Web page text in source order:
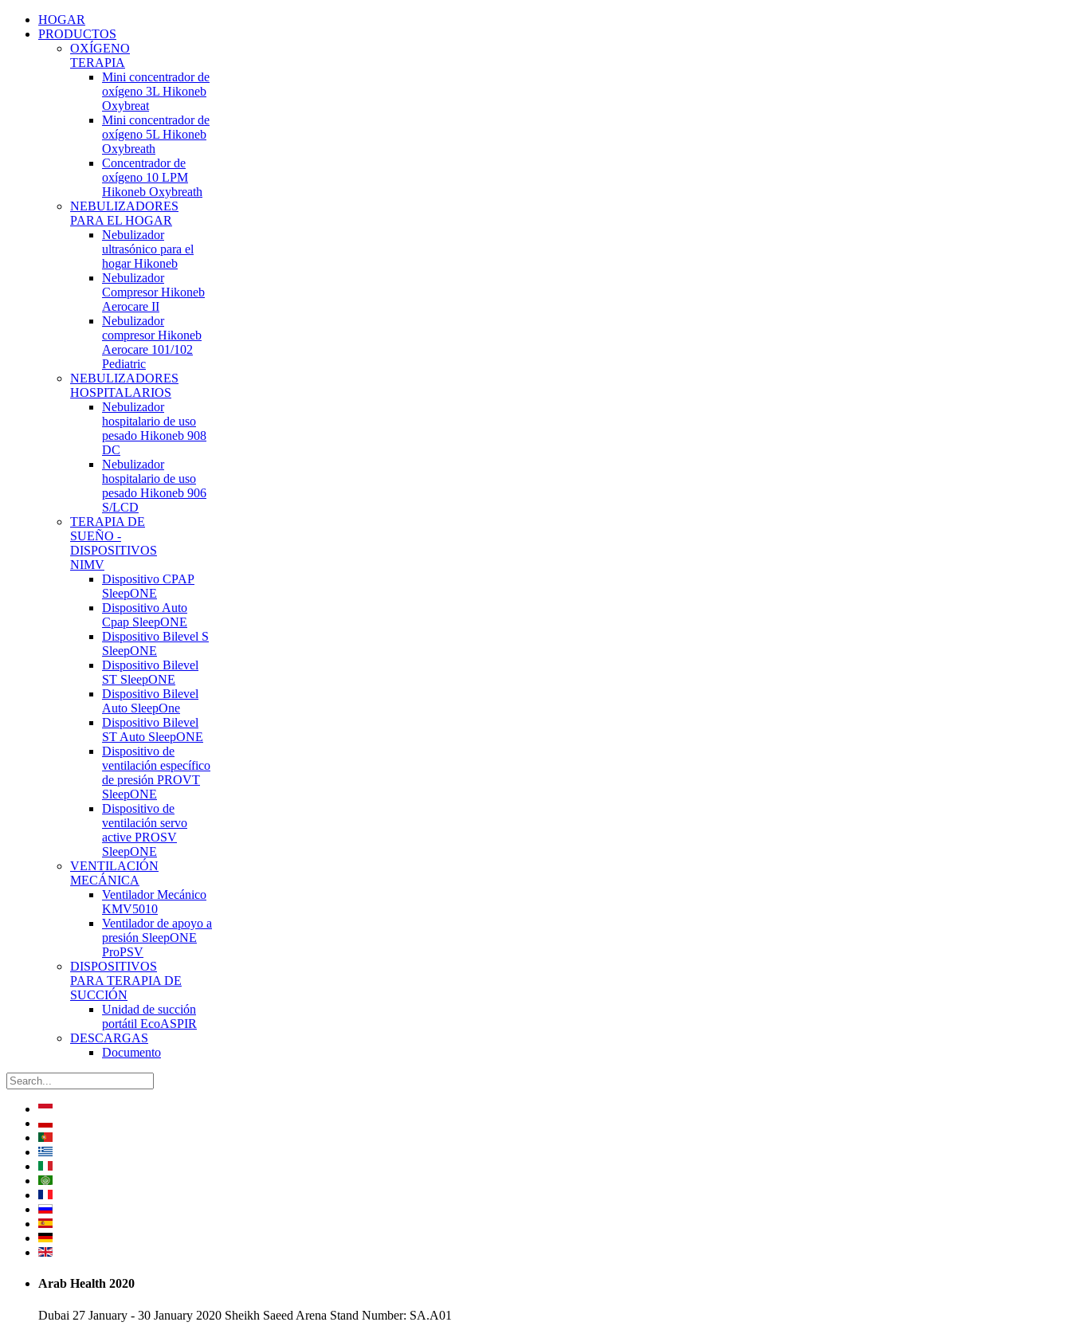
HOGAR
PRODUCTOS
OXÍGENO
TERAPIA
Mini concentrador de
oxígeno 3L Hikoneb
Oxybreat
Mini concentrador de
oxígeno 5L Hikoneb
Oxybreath
Concentrador de
oxígeno 10 LPM
Hikoneb Oxybreath
NEBULIZADORES
PARA EL HOGAR
Nebulizador
ultrasónico para el
hogar Hikoneb
Nebulizador
Compresor Hikoneb
Aerocare II
Nebulizador
compresor Hikoneb
Aerocare 101/102
Pediatric
NEBULIZADORES
HOSPITALARIOS
Nebulizador
hospitalario de uso
pesado Hikoneb 908
DC
Nebulizador
hospitalario de uso
pesado Hikoneb 906
S/LCD
TERAPIA DE
SUEÑO -
DISPOSITIVOS
NIMV
Dispositivo CPAP
SleepONE
Dispositivo Auto
Cpap SleepONE
Dispositivo Bilevel S
SleepONE
Dispositivo Bilevel
ST SleepONE
Dispositivo Bilevel
Auto SleepOne
Dispositivo Bilevel
ST Auto SleepONE
Dispositivo de
ventilación específico
de presión PROVT
SleepONE
Dispositivo de
ventilación servo
active PROSV
SleepONE
VENTILACIÓN
MECÁNICA
Ventilador Mecánico
KMV5010
Ventilador de apoyo a
presión SleepONE
ProPSV
DISPOSITIVOS
PARA TERAPIA DE
SUCCIÓN
Unidad de succión
portátil EcoASPIR
DESCARGAS
Documento
Arab Health 2020
Dubai 27 January - 30 January 2020 Sheikh Saeed Arena Stand Number: SA.A01